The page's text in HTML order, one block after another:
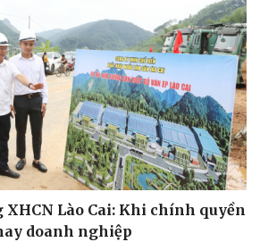
Lào Cai: Khi chính quyền
doanh nghiệp